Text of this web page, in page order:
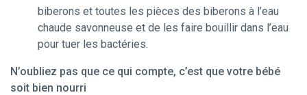
biberons et toutes les pièces des biberons à l’eau
chaude savonneuse et de les faire bouillir dans l’eau
pour tuer les bactéries.
N’oubliez pas que ce qui compte, c’est que votre bébé
soit bien nourri